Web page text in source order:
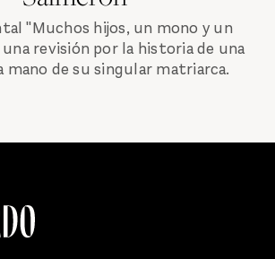
"Muchos hijos, un mono y un
revisión por la historia de una
mano de su singular matriarca.